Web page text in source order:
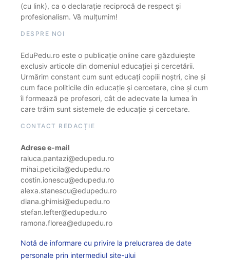
(cu link), ca o declarație reciprocă de respect și
profesionalism. Vă mulțumim!
DESPRE NOI
EduPedu.ro este o publicație online care găzduiește
exclusiv articole din domeniul educației și cercetării.
Urmărim constant cum sunt educați copiii noștri, cine și
cum face politicile din educație și cercetare, cine și cum
îi formează pe profesori, cât de adecvate la lumea în
care trăim sunt sistemele de educație și cercetare.
CONTACT REDACȚIE
Adrese e-mail
raluca.pantazi@edupedu.ro
mihai.peticila@edupedu.ro
costin.ionescu@edupedu.ro
alexa.stanescu@edupedu.ro
diana.ghimisi@edupedu.ro
stefan.lefter@edupedu.ro
ramona.florea@edupedu.ro
Notă de informare cu privire la prelucrarea de date
personale prin intermediul site-ului